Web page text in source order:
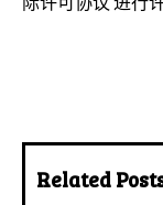
Related